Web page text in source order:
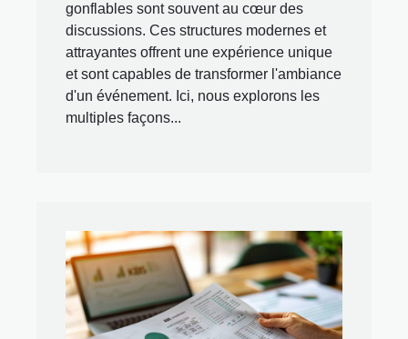
gonflables sont souvent au cœur des
discussions. Ces structures modernes et
attrayantes offrent une expérience unique
et sont capables de transformer l'ambiance
d'un événement. Ici, nous explorons les
multiples façons...